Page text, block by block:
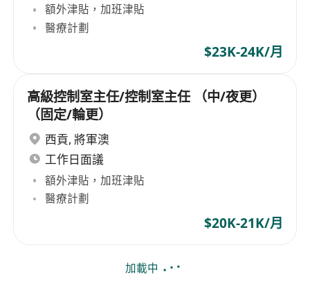
額外津貼，加班津貼
醫療計劃
$23K-24K/月
高級控制室主任/控制室主任 （中/夜更）
（固定/輪更）
西貢, 將軍澳
工作日面議
額外津貼，加班津貼
醫療計劃
$20K-21K/月
加載中